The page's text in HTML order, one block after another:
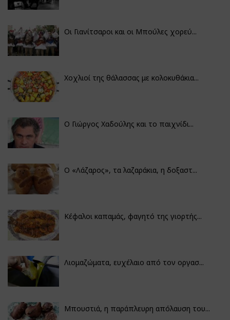
Οι Γιανίτσαροι και οι Μπούλες χορεύ...
Χοχλιοί της θάλασσας με κολοκυθάκια...
Ο Γιώργος Χαδούλης και το παιχνίδι...
Ο «Λάζαρος», τα λαζαράκια, η δοξαστ...
Κέφαλοι καπαμάς, φαγητό της γιορτής...
Λιομαζώματα, ευχέλαιο από τον οργασ...
Μπουστιά, η παράπλευρη απόλαυση του...